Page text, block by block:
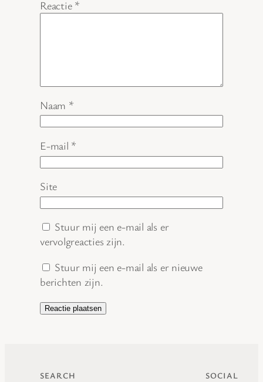
Reactie *
Naam *
E-mail *
Site
Stuur mij een e-mail als er
vervolgreacties zijn.
Stuur mij een e-mail als er nieuwe
berichten zijn.
SEARCH SOCIAL